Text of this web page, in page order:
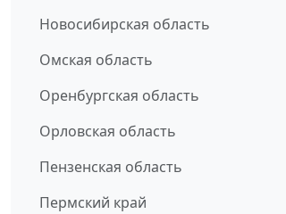
Новосибирская область
Омская область
Оренбургская область
Орловская область
Пензенская область
Пермский край